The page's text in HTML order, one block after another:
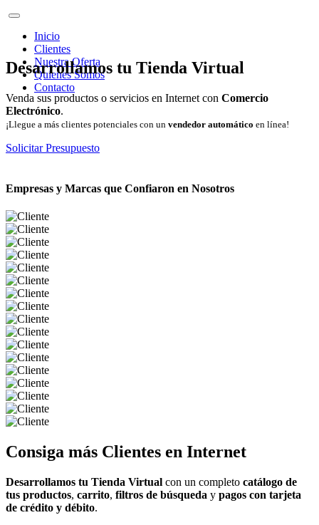
Inicio
Clientes
Nuestra Oferta
Quienes Somos
Contacto
Desarrollamos tu Tienda Virtual
Venda sus productos o servicios en Internet con Comercio
Electrónico.
¡Llegue a más clientes potenciales con un vendedor automático en línea!
Solicitar Presupuesto
Empresas y Marcas que Confiaron en Nosotros
Consiga más Clientes en Internet
Desarrollamos tu Tienda Virtual con un completo catálogo de
tus productos, carrito, filtros de búsqueda y pagos con tarjeta
de crédito y débito.